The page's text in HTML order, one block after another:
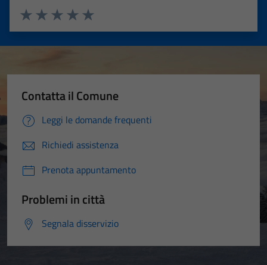
Valuta 5 stelle su 5
Valuta 4 stelle su 5
Valuta 3 stelle su 5
Valuta 2 stelle su 5
Valuta 1 stelle su 5
Contatta il Comune
Leggi le domande frequenti
Richiedi assistenza
Prenota appuntamento
Problemi in città
Segnala disservizio